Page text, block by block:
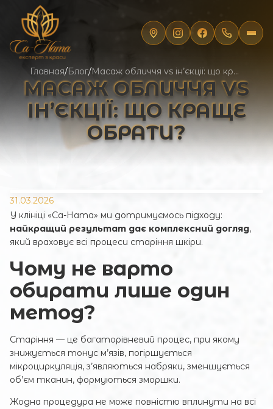
Главная/Блог/ Масаж обличчя vs ін’єкції: що краще обрати?
МАСАЖ ОБЛИЧЧЯ VS
ІН’ЄКЦІЇ: ЩО КРАЩЕ
ОБРАТИ?
31.03.2026
У клініці «Са-Ната» ми дотримуємось підходу:
найкращий результат дає комплексний догляд,
який враховує всі процеси старіння шкіри.
Чому не варто
обирати лише один
метод?
Старіння — це багаторівневий процес, при якому
знижується тонус м’язів, погіршується
мікроциркуляція, з’являються набряки, зменшується
об’єм тканин, формуються зморшки.
Жодна процедура не може повністю вплинути на всі